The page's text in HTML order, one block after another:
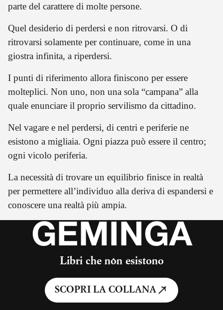
parte del carattere di molte persone.
Quel desiderio di perdersi e non ritrovarsi. O di
ritrovarsi solamente per continuare, come in una
giostra infinita, a riperdersi.
I punti di riferimento allora finiscono per essere
molteplici. Non uno, non una sola “campana” alla
quale enunciare il proprio servilismo da cittadino.
Nel vagare e nel perdersi, di centri e periferie ne
esistono a migliaia. Ogni piazza può essere il centro;
ogni vicolo periferia.
La necessità di trovare un equilibrio finisce in realtà
per permettere all’individuo alla deriva di espandersi e
conoscere una realtà più ampia.
GEMINGA
Libri che non esistono
SCOPRI LA COLLANA